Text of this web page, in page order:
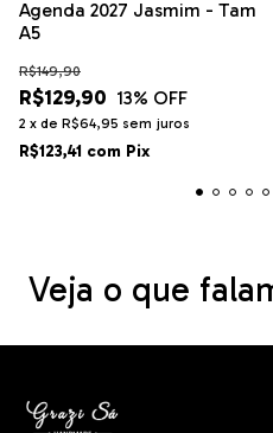
Agenda 2027 Jasmim - Tam
A5
R$129,90
R$149,90
13% OFF
2 x de R$64,95 sem juros
R$123,41 com Pix
Veja o que